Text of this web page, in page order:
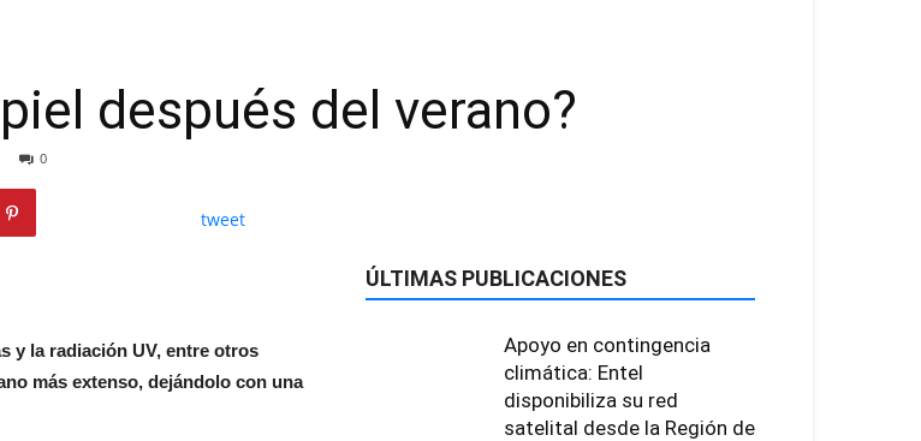
después del verano?
0
tweet
y la radiación UV, entre otros
más extenso, dejándolo con una
ÚLTIMAS PUBLICACIONES
Apoyo en contingencia
climática: Entel
disponibiliza su red
satelital desde la Región de